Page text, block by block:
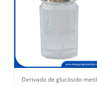
Derivado de glucósido metil